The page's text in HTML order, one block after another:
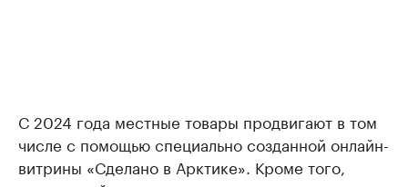
С 2024 года местные товары продвигают в том
числе с помощью специально созданной онлайн-
витрины «Сделано в Арктике». Кроме того,